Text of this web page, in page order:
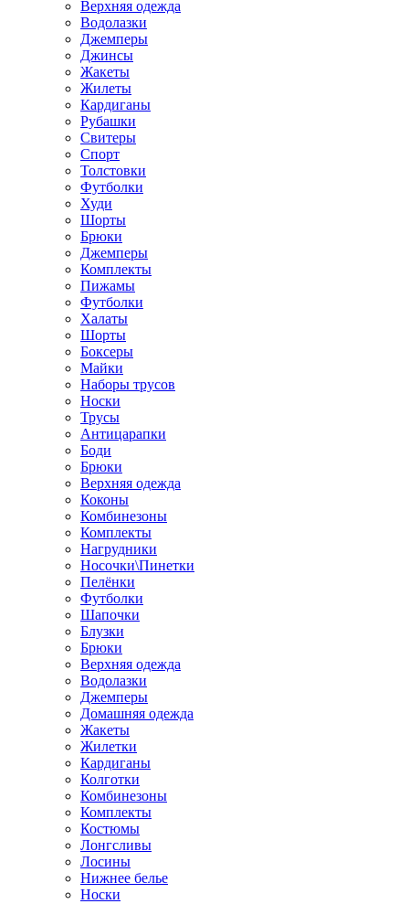
Верхняя одежда
Водолазки
Джемперы
Джинсы
Жакеты
Жилеты
Кардиганы
Рубашки
Свитеры
Спорт
Толстовки
Футболки
Худи
Шорты
Брюки
Джемперы
Комплекты
Пижамы
Футболки
Халаты
Шорты
Боксеры
Майки
Наборы трусов
Носки
Трусы
Антицарапки
Боди
Брюки
Верхняя одежда
Коконы
Комбинезоны
Комплекты
Нагрудники
Носочки\Пинетки
Пелёнки
Футболки
Шапочки
Блузки
Брюки
Верхняя одежда
Водолазки
Джемперы
Домашняя одежда
Жакеты
Жилетки
Кардиганы
Колготки
Комбинезоны
Комплекты
Костюмы
Лонгсливы
Лосины
Нижнее белье
Носки